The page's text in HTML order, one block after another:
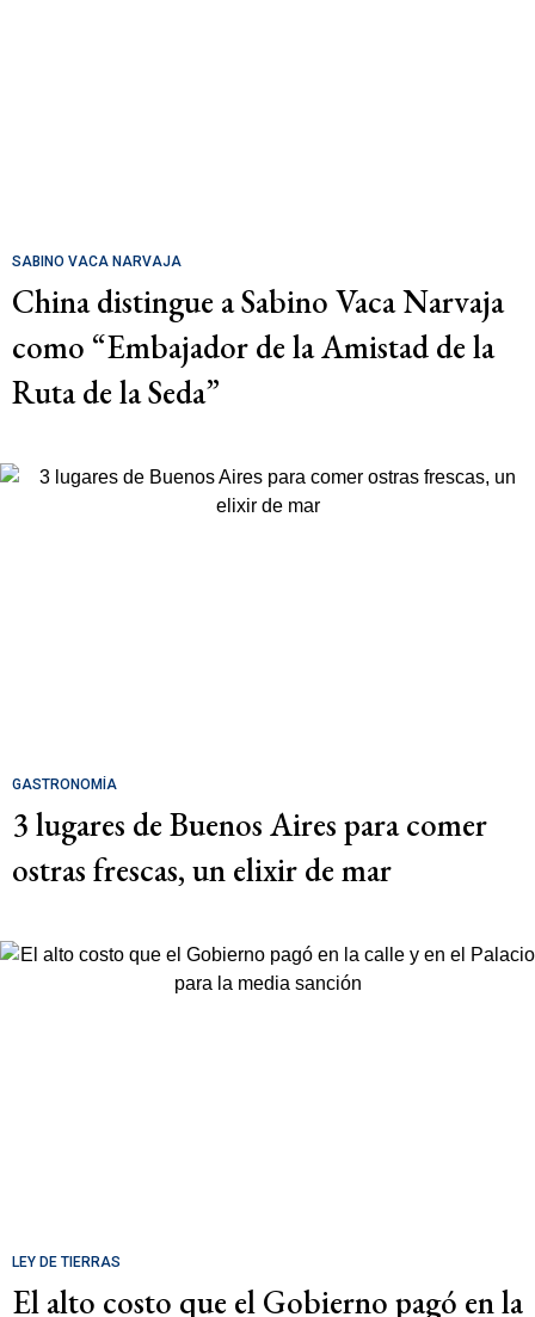
SABINO VACA NARVAJA
China distingue a Sabino Vaca Narvaja
como “Embajador de la Amistad de la
Ruta de la Seda”
GASTRONOMÍA
3 lugares de Buenos Aires para comer
ostras frescas, un elixir de mar
LEY DE TIERRAS
El alto costo que el Gobierno pagó en la